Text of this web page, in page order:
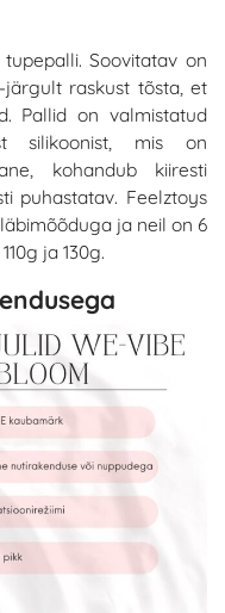
Soovitatav on
raskust tõsta, et
Pallid on valmistatud
silikoonist, mis on
kohandub kiiresti
puhastatav. Feelztoys
ja neil on 6
ja 130g.